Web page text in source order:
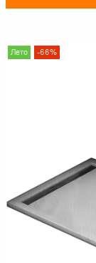
Лето -66%